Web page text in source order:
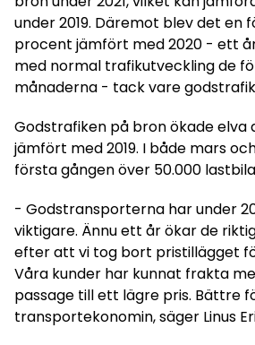
under 2019. Däremot blev det en
procent jämfört med 2020 - ett
med normal trafikutveckling de
månaderna - tack vare
Godstrafiken på bron ökade elva
jämfört med 2019. I både mars
första gången över 50.000
- Godstransporterna har under
viktigare. Ännu ett år ökar de
efter att vi tog bort pristillägget
Våra kunder har kunnat frakta
passage till ett lägre pris. Bättre
transportekonomin, säger Linus